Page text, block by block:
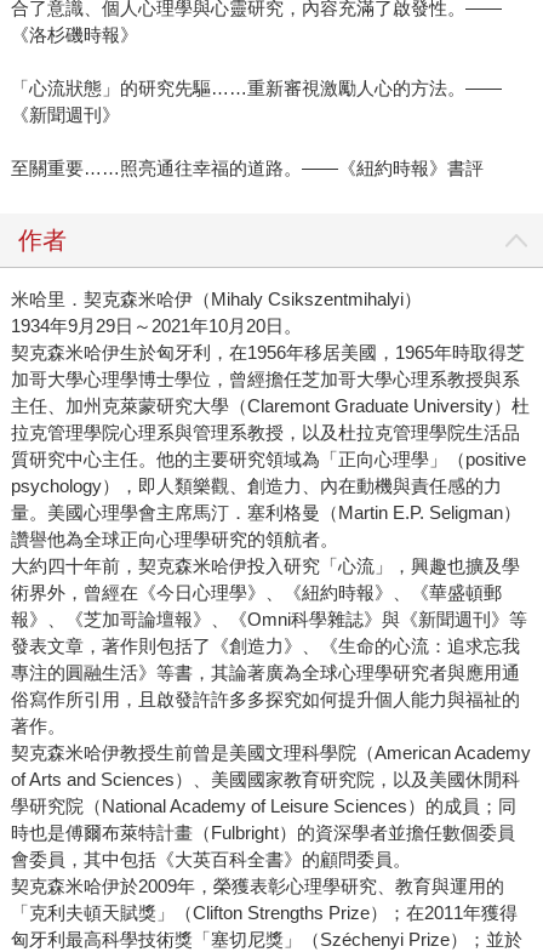
合了意識、個人心理學與心靈研究，內容充滿了啟發性。——
《洛杉磯時報》
「心流狀態」的研究先驅……重新審視激勵人心的方法。——
《新聞週刊》
至關重要……照亮通往幸福的道路。——《紐約時報》書評
作者
米哈里．契克森米哈伊（Mihaly Csikszentmihalyi）
1934年9月29日～2021年10月20日。
契克森米哈伊生於匈牙利，在1956年移居美國，1965年時取得芝
加哥大學心理學博士學位，曾經擔任芝加哥大學心理系教授與系
主任、加州克萊蒙研究大學（Claremont Graduate University）杜
拉克管理學院心理系與管理系教授，以及杜拉克管理學院生活品
質研究中心主任。他的主要研究領域為「正向心理學」（positive
psychology），即人類樂觀、創造力、內在動機與責任感的力
量。美國心理學會主席馬汀．塞利格曼（Martin E.P. Seligman）
讚譽他為全球正向心理學研究的領航者。
大約四十年前，契克森米哈伊投入研究「心流」，興趣也擴及學
術界外，曾經在《今日心理學》、《紐約時報》、《華盛頓郵
報》、《芝加哥論壇報》、《Omni科學雜誌》與《新聞週刊》等
發表文章，著作則包括了《創造力》、《生命的心流：追求忘我
專注的圓融生活》等書，其論著廣為全球心理學研究者與應用通
俗寫作所引用，且啟發許許多多探究如何提升個人能力與福祉的
著作。
契克森米哈伊教授生前曾是美國文理科學院（American Academy
of Arts and Sciences）、美國國家教育研究院，以及美國休閒科
學研究院（National Academy of Leisure Sciences）的成員；同
時也是傅爾布萊特計畫（Fulbright）的資深學者並擔任數個委員
會委員，其中包括《大英百科全書》的顧問委員。
契克森米哈伊於2009年，榮獲表彰心理學研究、教育與運用的
「克利夫頓天賦獎」（Clifton Strengths Prize）；在2011年獲得
匈牙利最高科學技術獎「塞切尼獎」（Széchenyi Prize）；並於